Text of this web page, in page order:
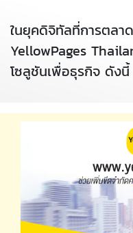
ในยุคดิจิทัลที่การตล
YellowPages
โซลูชันเพื่อธุรกิจ ดังนี้